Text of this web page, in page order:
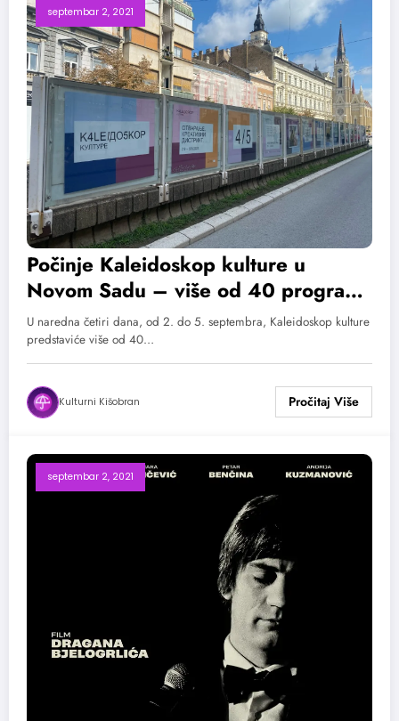
septembar 2, 2021
Počinje Kaleidoskop kulture u
Novom Sadu – više od 40 programa
tokom četiri dana otvaranja uvertira
u pet nedelja umetnosti
U naredna četiri dana, od 2. do 5. septembra, Kaleidoskop kulture
predstaviće više od 40…
Kulturni Kišobran
septembar 2, 2021